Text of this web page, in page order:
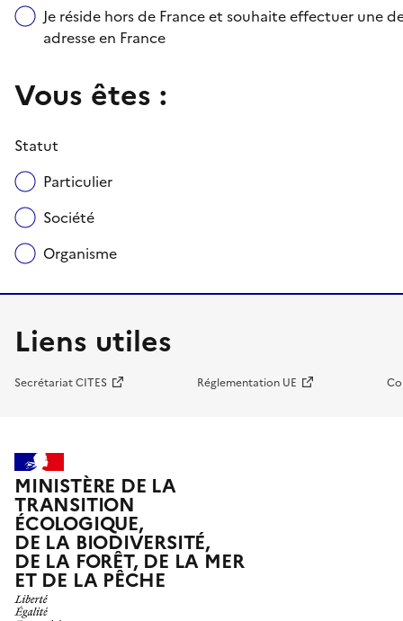
Je réside hors de France et souhaite effectuer une
adresse en France
Vous êtes :
Statut
Particulier
Société
Organisme
Liens utiles
Secrétariat CITES Réglementation UE
MINISTÈRE DE LA
TRANSITION
ÉCOLOGIQUE,
DE LA BIODIVERSITÉ,
DE LA FORÊT, DE LA MER
ET DE LA PÊCHE